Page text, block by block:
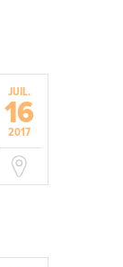
JUIL.
16
2017